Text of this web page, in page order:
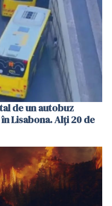
de un autobuz
Lisabona. Alți 20 de